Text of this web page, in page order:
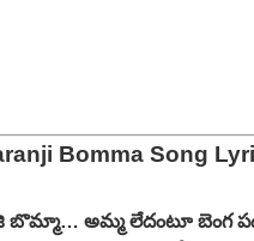
Bomma Song
బొమ్మా… అమ్మ లేదంటూ బెంగ